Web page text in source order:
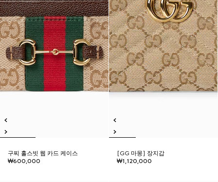
구찌 홀스빗 웹 카드 케이스
₩600,000
[GG 마몽] 장지갑
₩1,120,000